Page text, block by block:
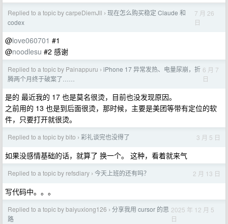
Replied to a topic by carpeDiemJll › 现在怎么购买稳定 Claude 和
codex
7 月 26
日
@love060701 #1
@noodlesu #2 感谢
Replied to a topic by Painappuru › iPhone 17 异常发热、电量尿崩，折
腾两个月终于破案了……
6 月 7
日
是的 最近我的 17 也是莫名很烫，目前也没发现原因。
之前用的 13 也是到后面很烫，那时候，主要是美团等带有定位的软
件，只要打开就很烫。
Replied to a topic by bito › 彩礼谈完也没得了 3 月 5 日
如果没感情基础的话，就算了 换一个。 这种，看着就来气
Replied to a topic by refsdiary › 今天上班的还有吗？ 2 月 13 日
写代码中。。。
Replied to a topic by baiyuxiong126 › 分享我用 cursor 的思
路
2025 年 12 月 5
日